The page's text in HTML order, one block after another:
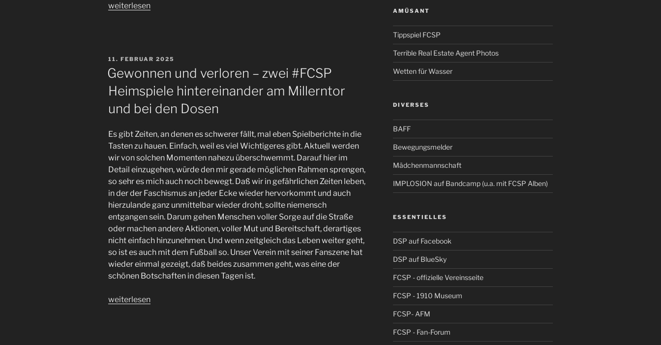
„Finanziell
Fall.
Der
#FCSP
November
weiterlesen
VERÖFFENTLICHT
AM
11. FEBRUAR 2025
Gewonnen und verloren – zwei #FCSP
Heimspiele hintereinander am Millerntor
und bei den Dosen
Es gibt Zeiten, an denen es schwerer fällt, mal eben Spielberichte in die
Tasten zu hauen. Einfach, weil es viel Wichtigeres gibt. Aktuell werden
wir von solchen Momenten nahezu überschwemmt. Darauf hier im
Detail einzugehen, würde den mir gerade möglichen Rahmen sprengen,
so sehr es mich auch noch bewegt. Daß wir in gefährlichen Zeiten leben,
in der der Faschismus an jeder Ecke wieder hervorkommt und auch
hierzulande ganz unmittelbar wieder droht, sollte niemensch
entgangen sein. Darum gehen Menschen voller Sorge auf die Straße
oder machen andere Aktionen, voller Mut und Bereitschaft, derartiges
nicht einfach hinzunehmen. Und wenn zeitgleich das Leben weiter geht,
so ist es auch mit dem Fußball so. Unser Verein mit seiner Fanszene hat
wieder einmal gezeigt, daß beides zusammen geht, was eine der
schönen Botschaften in diesen Tagen ist.
„Gewonnen
weiterlesen
AMÜSANT
Tippspiel FCSP
Terrible Real Estate Agent Photos
Wetten für Wasser
DIVERSES
BAFF
Bewegungsmelder
Mädchenmannschaft
IMPLOSION auf Bandcamp (u.a. mit FCSP Alben)
ESSENTIELLES
DSP auf Facebook
DSP auf BlueSky
FCSP - offizielle Vereinsseite
FCSP - 1910 Museum
FCSP- AFM
FCSP - Fan-Forum